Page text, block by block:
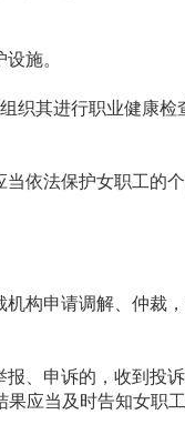
施。
织其进行职业健康检
依法保护女职工的
构申请调解、仲裁
、申诉的，收到投
应当及时告知女职工